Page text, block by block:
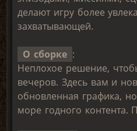
делают игру более
захватывающей.
О сборке :
Неплохое решение,
вечеров. Здесь вам и
обновленная графика,
море годного контента.